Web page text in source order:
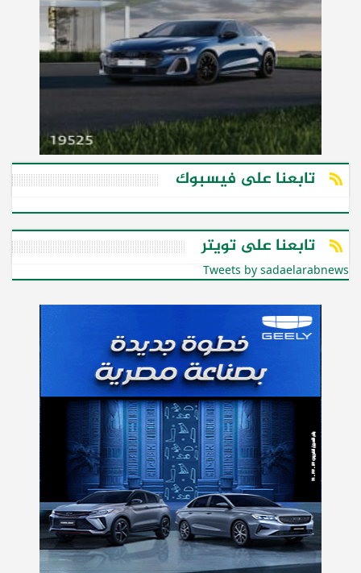
تابعنا على فيسبوك
تابعنا على تويتر
Tweets by sadaelarabnews